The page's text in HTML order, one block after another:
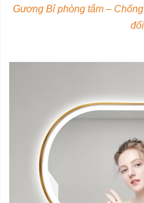
Gương Bỉ phòng tắm –
đối